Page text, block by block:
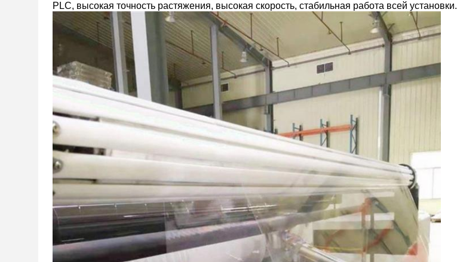
PLC, высокая точность растяжения, высокая скорость, стабильная работа всей установки.